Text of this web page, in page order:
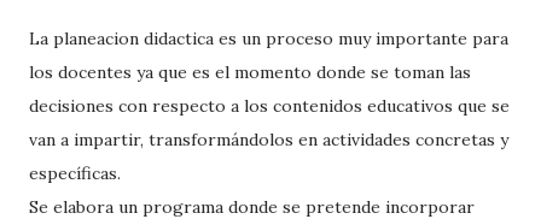
La planeacion didactica es un proceso muy importante para
los docentes ya que es el momento donde se toman las
decisiones con respecto a los contenidos educativos que se
van a impartir, transformándolos en actividades concretas y
específicas.
Se elabora un programa donde se pretende incorporar